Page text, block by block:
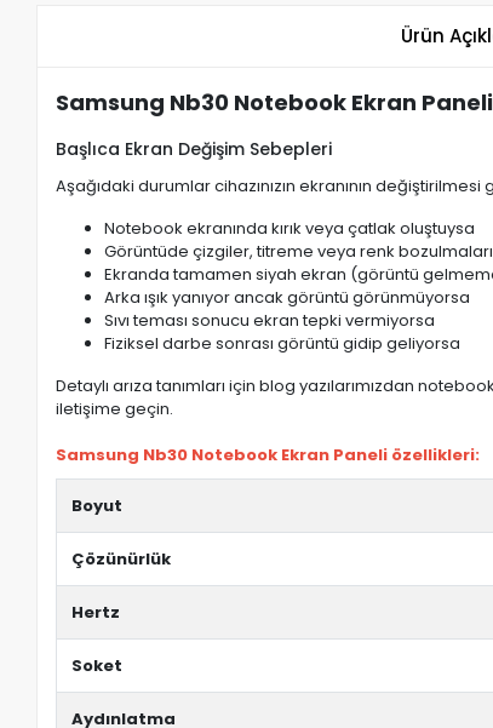
Ürün
Samsung Nb30 Notebook Ekran Paneli
Başlıca Ekran Değişim Sebepleri
Aşağıdaki durumlar cihazınızın ekranının
Notebook ekranında kırık veya çatlak oluştuysa
Görüntüde çizgiler, titreme veya renk
Ekranda tamamen siyah ekran (görüntü
Arka ışık yanıyor ancak görüntü görünmüyorsa
Sıvı teması sonucu ekran tepki vermiyorsa
Fiziksel darbe sonrası görüntü gidip geliyorsa
Detaylı arıza tanımları için blog yazılarımızdan
iletişime geçin.
Samsung Nb30 Notebook Ekran Paneli özellikleri:
Boyut
Çözünürlük
Hertz
Soket
Aydınlatma